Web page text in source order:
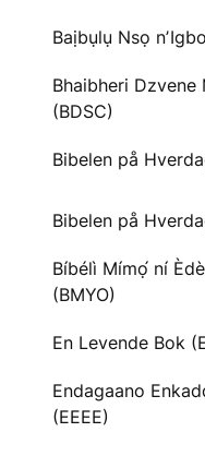
Baịbụlụ Nsọ
Bhaibheri Dzvene
(BDSC)
Bibelen på
Bibelen på
Bíbélì Mímọ́ ní
(BMYO)
En Levende Bok
Endagaano
(EEEE)